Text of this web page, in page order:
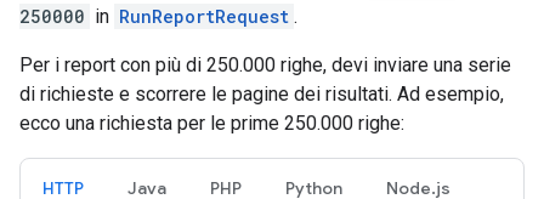
250000 in RunReportRequest .
Per i report con più di 250.000 righe, devi inviare una serie
di richieste e scorrere le pagine dei risultati. Ad esempio,
ecco una richiesta per le prime 250.000 righe:
HTTP Java PHP Python Node.js